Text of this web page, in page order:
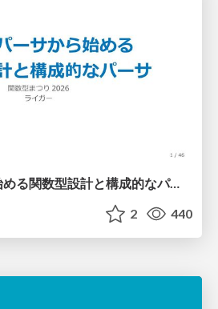
壊れたパーサから始める関数型設計と構成的なパーサ #fp_matsuri
2 440